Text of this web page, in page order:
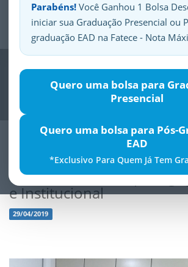
Parabéns! Você Ganhou 1 Bolsa
iniciar sua Graduação Presencial ou
graduação EAD na Fatece - Nota
Quero uma bolsa para
Presencial
Quero uma bolsa para Pós-
EAD
*Exclusivo Para Quem Já Tem
SuaFatece.Seu
Previous
Turma 16 de
e Institucional
29/04/2019